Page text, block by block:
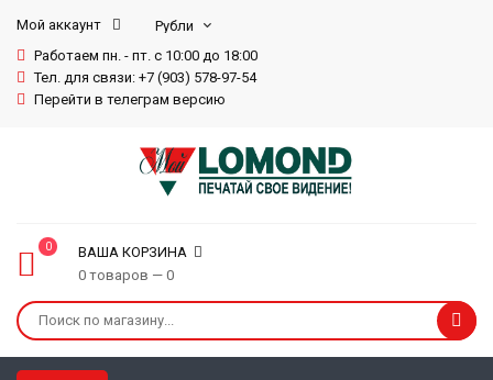
Мой аккаунт
Работаем пн. - пт. с 10:00 до 18:00
Тел. для связи: +7 (903) 578-97-54
Перейти в телеграм версию
0
ВАША КОРЗИНА
0 товаров — 0